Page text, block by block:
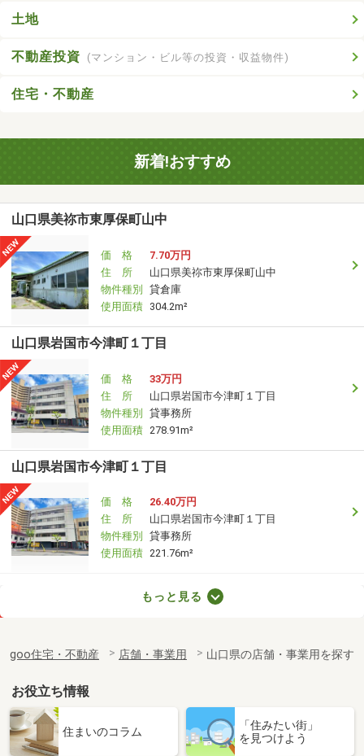
土地
不動産投資 (マンション・ビル等の投資・収益物件)
住宅・不動産
新着!おすすめ
山口県美祢市東厚保町山中
価 格
7.70万円
住 所
山口県美祢市東厚保町山中
物件種別
貸倉庫
使用面積 304.2m²
山口県岩国市今津町１丁目
価 格
33万円
住 所
山口県岩国市今津町１丁目
物件種別
貸事務所
使用面積 278.91m²
山口県岩国市今津町１丁目
価 格
26.40万円
住 所
山口県岩国市今津町１丁目
物件種別
貸事務所
使用面積 221.76m²
山口県宇部市大字東須恵
物件種別 貸店舗（建物一部）
山口県下関市長府侍町２丁目
27.50万円
もっと見る
goo住宅・不動産 店舗・事業用 山口県の店舗・事業用を探す
お役立ち情報
住まいのコラム
「住みたい街」
を見つけよう